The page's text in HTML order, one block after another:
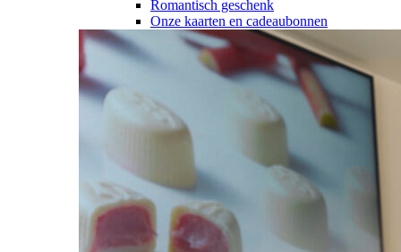
Romantisch geschenk
Onze kaarten en cadeaubonnen